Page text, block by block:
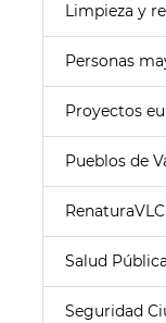
Limpieza y
Personas
Proyectos
Pueblos de
RenaturaVLC
Salud Pública
Seguridad